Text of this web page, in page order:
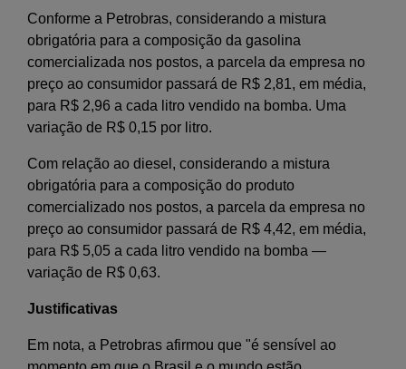
Conforme a Petrobras, considerando a mistura
obrigatória para a composição da gasolina
comercializada nos postos, a parcela da empresa no
preço ao consumidor passará de R$ 2,81, em média,
para R$ 2,96 a cada litro vendido na bomba. Uma
variação de R$ 0,15 por litro.
Com relação ao diesel, considerando a mistura
obrigatória para a composição do produto
comercializado nos postos, a parcela da empresa no
preço ao consumidor passará de R$ 4,42, em média,
para R$ 5,05 a cada litro vendido na bomba —
variação de R$ 0,63.
Justificativas
Em nota, a Petrobras afirmou que "é sensível ao